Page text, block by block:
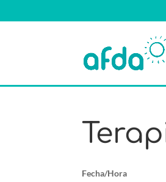
Fecha/Hora